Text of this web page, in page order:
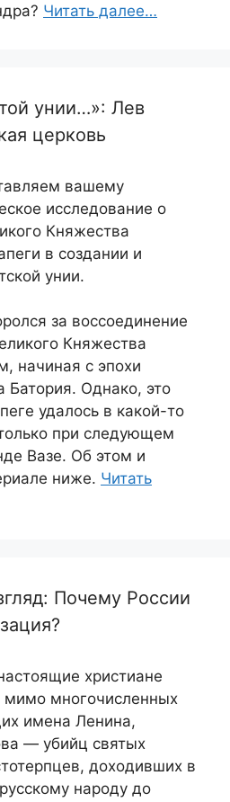
Читать далее…
унии…»: Лев
церковь
вашему
исследование о
Княжества
в создании и
унии.
за воссоединение
Княжества
начиная с эпохи
Батория. Однако, это
удалось в какой-то
при следующем
Вазе. Об этом и
ниже. Читать
Почему России
христиане
многочисленных
имена Ленина,
— убийц святых
доходивших в
народу до